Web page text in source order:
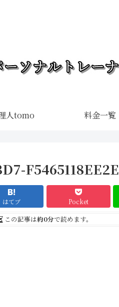
人tomo 料金一覧
F5465118EE2E
はてブ Pocket
この記事は約0分で読めます。